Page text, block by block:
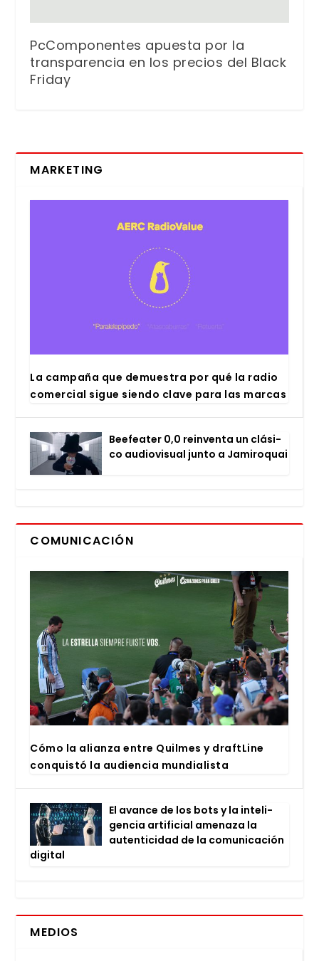
PcComponentes apuesta por la
transparencia en los precios del Black
Friday
MARKETING
La cam­pa­ña que demues­tra por qué la radio
comer­cial sigue sien­do cla­ve para las mar­cas
Bee­fea­ter 0,0 rein­ven­ta un clá­si­
co audio­vi­sual jun­to a Jami­ro­quai
COMUNICACIÓN
Cómo la alian­za entre Quil­mes y draftLi­ne
con­quis­tó la audien­cia mun­dia­lis­ta
El avan­ce de los bots y la inte­li­
gen­cia arti­fi­cial ame­na­za la
auten­ti­ci­dad de la comu­ni­ca­ción
digi­tal
MEDIOS